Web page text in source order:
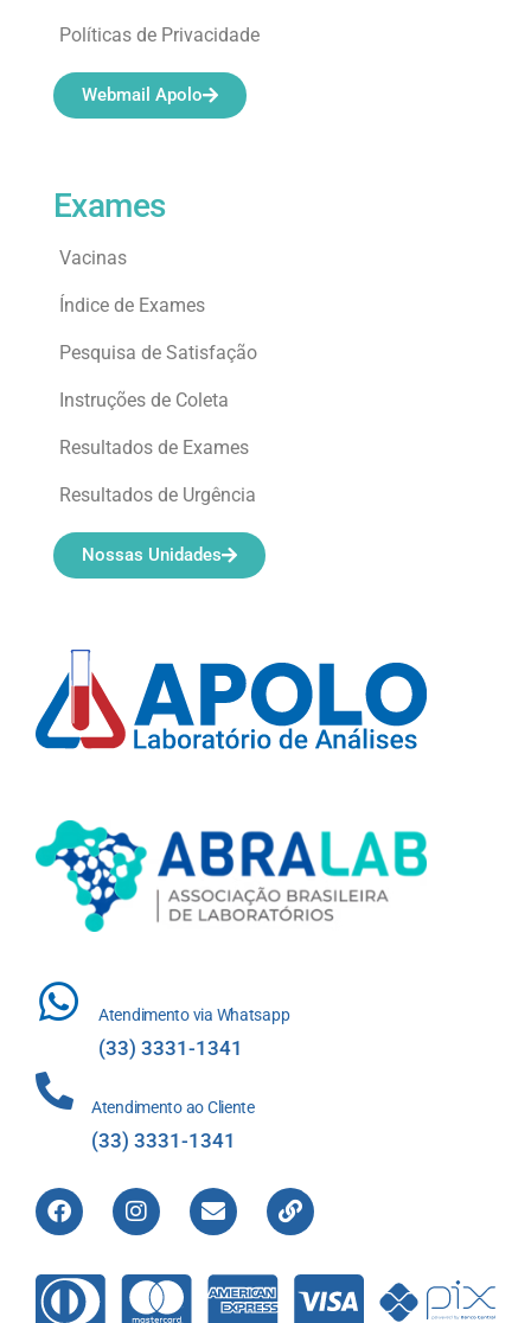
Atendimento via Whatsapp
(33) 3331-1341
Atendimento ao Cliente
(33) 3331-1341
Exames
Vacinas
Índice de Exames
Pesquisa de Satisfação
Instruções de Coleta
Resultados de Exames
Resultados de Urgência
Nossas Unidades
Políticas de Privacidade
Webmail Apolo